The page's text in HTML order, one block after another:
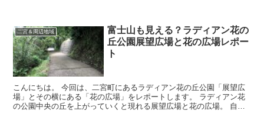
二宮＆周辺地域
富士山も見える？ラディアン花の
丘公園展望広場と花の広場レポー
ト
こんにちは。 今回は、二宮町にあるラディアン花の丘公園「展望広
場」とその横にある「花の広場」をレポートします。 ラディアン花
の公園中央の丘を上がっていくと現れる展望広場と花の広場。 自然